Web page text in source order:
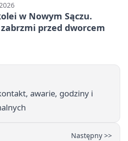
w Nowym Sączu.
przed dworcem
awarie, godziny i
Następny >>